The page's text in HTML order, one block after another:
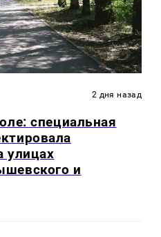
2 дня назад
специальная
улицах
и